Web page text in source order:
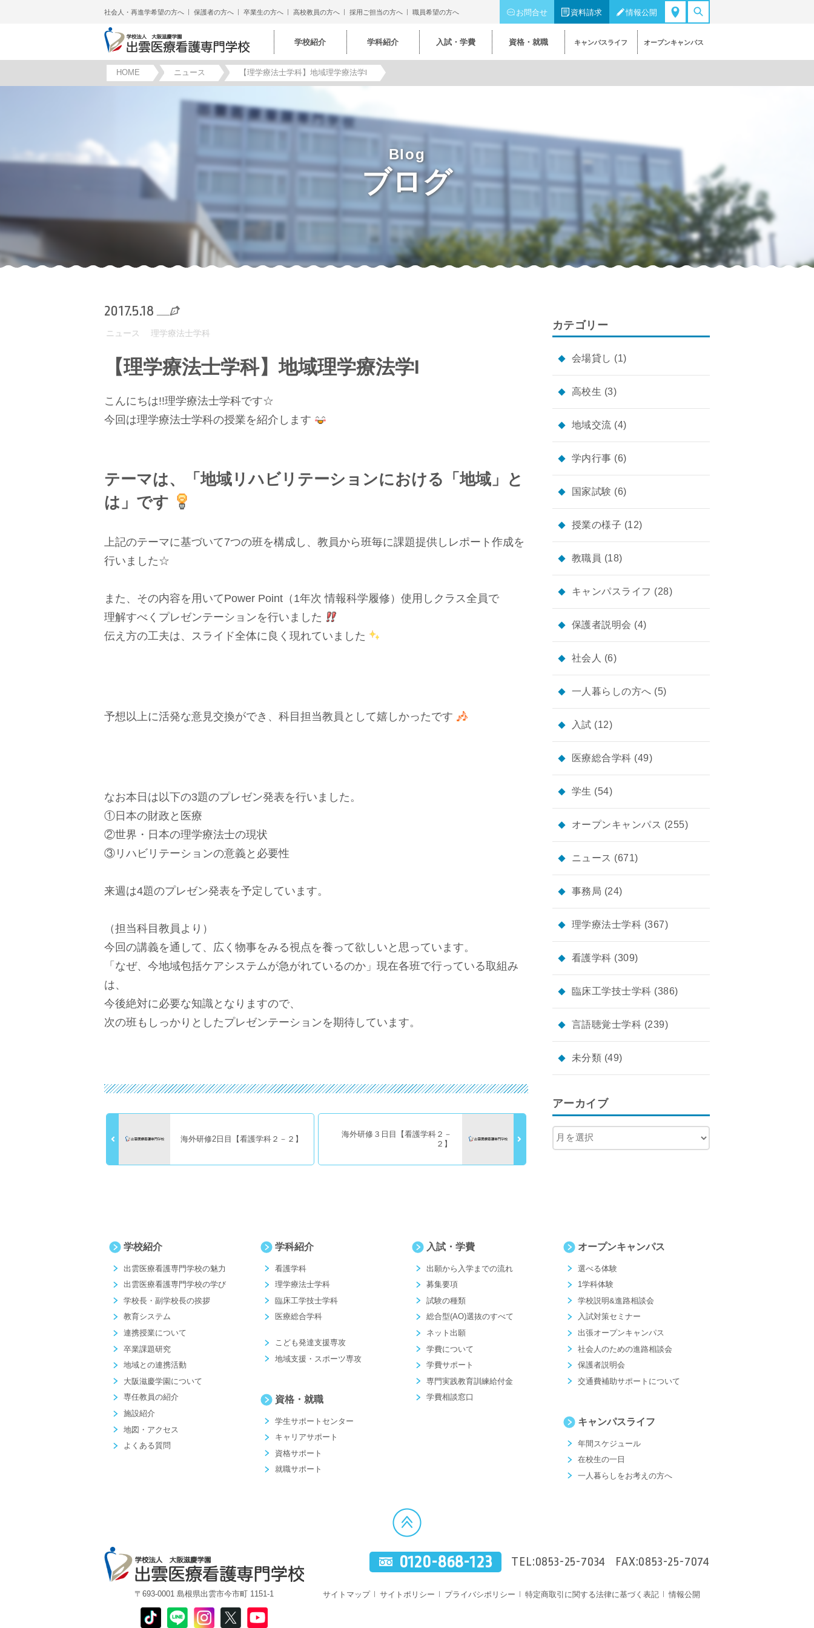
社会人・再進学希望の方へ 保護者の方へ 卒業生の方へ 高校教員の方へ 採用ご担当の方へ 職員希望の方へ お問合せ 資料請求 情報公開
学校紹介 学科紹介 入試・学費 資格・就職 キャンパスライフ オープンキャンパス
HOME ニュース 【理学療法士学科】地域理学療法学Ⅰ
Blog
ブログ
2017.5.18
ニュース 理学療法士学科
【理学療法士学科】地域理学療法学Ⅰ
こんにちは!!理学療法士学科です☆
今回は理学療法士学科の授業を紹介します
テーマは、「地域リハビリテーションにおける「地域」と
は」です
上記のテーマに基づいて7つの班を構成し、教員から班毎に課題提供しレポート作成を
行いました☆
また、その内容を用いてPower Point（1年次 情報科学履修）使用しクラス全員で
理解すべくプレゼンテーションを行いました
伝え方の工夫は、スライド全体に良く現れていました
予想以上に活発な意見交換ができ、科目担当教員として嬉しかったです
なお本日は以下の3題のプレゼン発表を行いました。
①日本の財政と医療
②世界・日本の理学療法士の現状
③リハビリテーションの意義と必要性
来週は4題のプレゼン発表を予定しています。
（担当科目教員より）
今回の講義を通して、広く物事をみる視点を養って欲しいと思っています。
「なぜ、今地域包括ケアシステムが急がれているのか」現在各班で行っている取組み
は、
今後絶対に必要な知識となりますので、
次の班もしっかりとしたプレゼンテーションを期待しています。
海外研修2日目【看護学科２－２】
海外研修３日目【看護学科２－
２】
カテゴリー
会場貸し (1)
高校生 (3)
地域交流 (4)
学内行事 (6)
国家試験 (6)
授業の様子 (12)
教職員 (18)
キャンパスライフ (28)
保護者説明会 (4)
社会人 (6)
一人暮らしの方へ (5)
入試 (12)
医療総合学科 (49)
学生 (54)
オープンキャンパス (255)
ニュース (671)
事務局 (24)
理学療法士学科 (367)
看護学科 (309)
臨床工学技士学科 (386)
言語聴覚士学科 (239)
未分類 (49)
アーカイブ
学校紹介
出雲医療看護専門学校の魅力
出雲医療看護専門学校の学び
学校長・副学校長の挨拶
教育システム
連携授業について
卒業課題研究
地域との連携活動
大阪滋慶学園について
専任教員の紹介
施設紹介
地図・アクセス
よくある質問
学科紹介
看護学科
理学療法士学科
臨床工学技士学科
医療総合学科
こども発達支援専攻
地域支援・スポーツ専攻
資格・就職
学生サポートセンター
キャリアサポート
資格サポート
就職サポート
入試・学費
出願から入学までの流れ
募集要項
試験の種類
総合型(AO)選抜のすべて
ネット出願
学費について
学費サポート
専門実践教育訓練給付金
学費相談窓口
オープンキャンパス
選べる体験
1学科体験
学校説明&進路相談会
入試対策セミナー
出張オープンキャンパス
社会人のための進路相談会
保護者説明会
交通費補助サポートについて
キャンパスライフ
年間スケジュール
在校生の一日
一人暮らしをお考えの方へ
〒693-0001 島根県出雲市今市町 1151-1
0120-868-123 TEL:0853-25-7034 FAX:0853-25-7074
サイトマップ サイトポリシー プライバシポリシー 特定商取引に関する法律に基づく表記 情報公開